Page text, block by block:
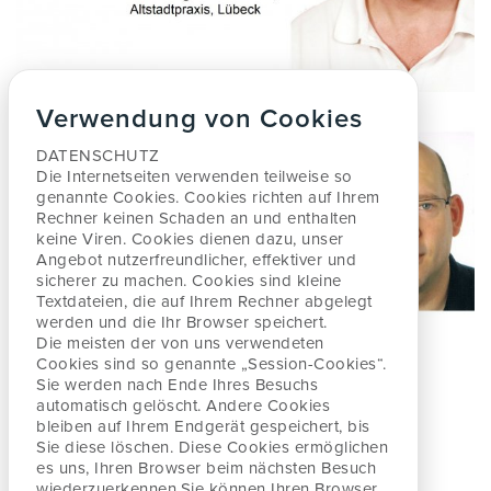
Verwendung von Cookies
DATENSCHUTZ
Die Internetseiten verwenden teilweise so
genannte Cookies. Cookies richten auf Ihrem
Rechner keinen Schaden an und enthalten
keine Viren. Cookies dienen dazu, unser
Angebot nutzerfreundlicher, effektiver und
sicherer zu machen. Cookies sind kleine
Textdateien, die auf Ihrem Rechner abgelegt
werden und die Ihr Browser speichert.
Die meisten der von uns verwendeten
Cookies sind so genannte „Session-Cookies“.
Sie werden nach Ende Ihres Besuchs
automatisch gelöscht. Andere Cookies
bleiben auf Ihrem Endgerät gespeichert, bis
Sie diese löschen. Diese Cookies ermöglichen
es uns, Ihren Browser beim nächsten Besuch